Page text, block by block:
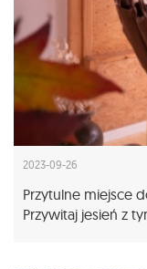
2023-09-26
Przytulne miejsce
Przywitaj jesień z